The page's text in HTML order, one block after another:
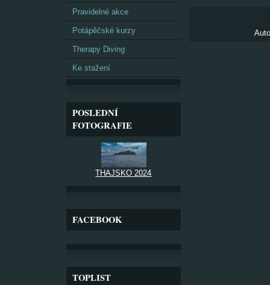
Pravidelné akce
Potápěčské kurzy
Therapy Diving
Ke stažení
POSLEDNÍ
FOTOGRAFIE
THAJSKO 2024
FACEBOOK
TOPLIST